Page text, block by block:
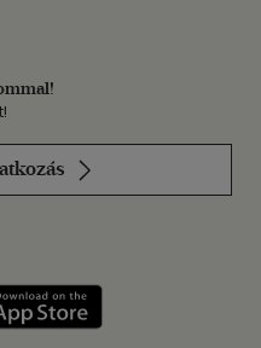
Szerezd meg: Google